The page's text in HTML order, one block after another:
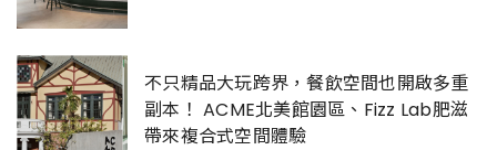
不只精品大玩跨界，餐飲空間也開啟多重
副本！ ACME北美館園區、Fizz Lab肥滋
帶來複合式空間體驗